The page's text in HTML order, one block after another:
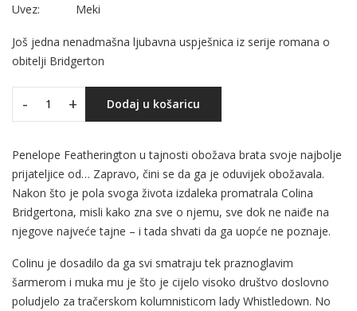
Uvez:
Meki
Još jedna nenadmašna ljubavna uspješnica iz serije romana o
obitelji Bridgerton
- + Dodaj u košaricu
Penelope Featherington u tajnosti obožava brata svoje najbolje
prijateljice od… Zapravo, čini se da ga je oduvijek obožavala.
Nakon što je pola svoga života izdaleka promatrala Colina
Bridgertona, misli kako zna sve o njemu, sve dok ne naiđe na
njegove najveće tajne – i tada shvati da ga uopće ne poznaje.
Colinu je dosadilo da ga svi smatraju tek praznoglavim
šarmerom i muka mu je što je cijelo visoko društvo doslovno
poludjelo za tračerskom kolumnisticom lady Whistledown. No